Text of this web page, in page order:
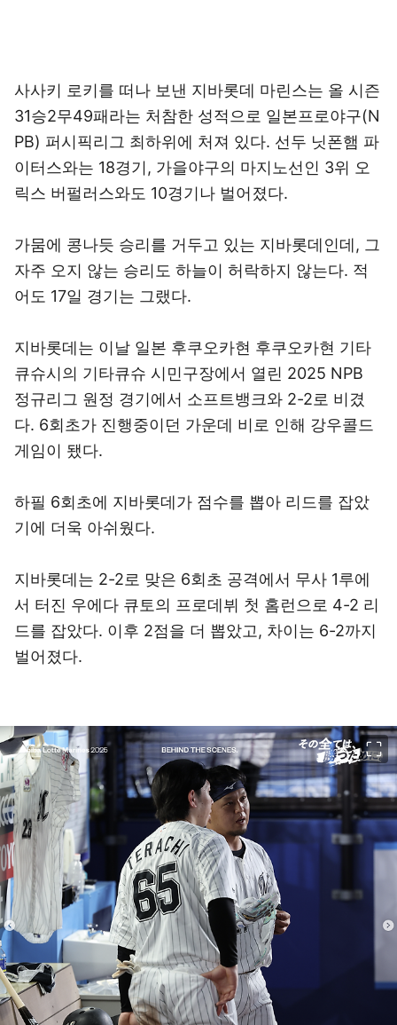
사사키 로키를 떠나 보낸 지바롯데 마린스는 올 시즌
31승2무49패라는 처참한 성적으로 일본프로야구(N
PB) 퍼시픽리그 최하위에 처져 있다. 선두 닛폰햄 파
이터스와는 18경기, 가을야구의 마지노선인 3위 오
릭스 버펄러스와도 10경기나 벌어졌다.
가뭄에 콩나듯 승리를 거두고 있는 지바롯데인데, 그
자주 오지 않는 승리도 하늘이 허락하지 않는다. 적
어도 17일 경기는 그랬다.
지바롯데는 이날 일본 후쿠오카현 후쿠오카현 기타
큐슈시의 기타큐슈 시민구장에서 열린 2025 NPB
정규리그 원정 경기에서 소프트뱅크와 2-2로 비겼
다. 6회초가 진행중이던 가운데 비로 인해 강우콜드
게임이 됐다.
하필 6회초에 지바롯데가 점수를 뽑아 리드를 잡았
기에 더욱 아쉬웠다.
지바롯데는 2-2로 맞은 6회초 공격에서 무사 1루에
서 터진 우에다 큐토의 프로데뷔 첫 홈런으로 4-2 리
드를 잡았다. 이후 2점을 더 뽑았고, 차이는 6-2까지
벌어졌다.